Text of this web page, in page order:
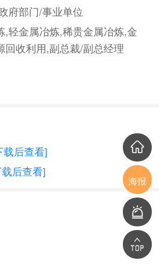
府部门/事业单位
,轻金属冶炼,稀贵金属冶炼,金
回收利用,副总裁/副总经理
载后查看]
后查看]
海报